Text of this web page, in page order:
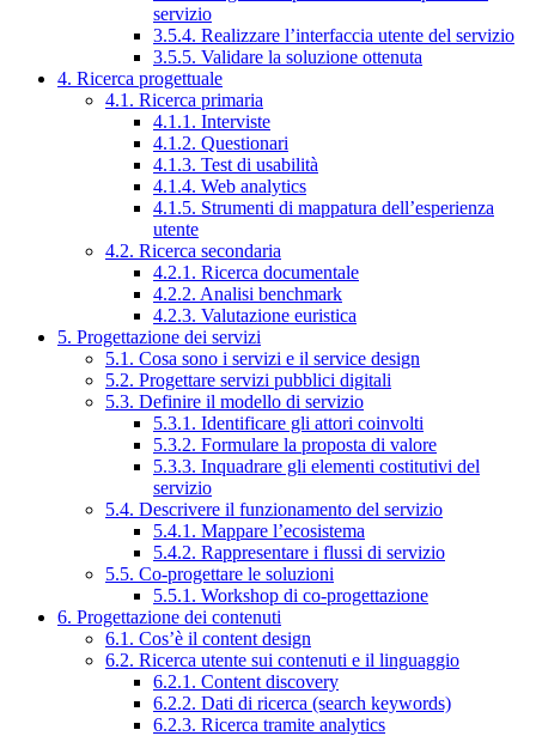
servizio
3.5.4. Realizzare l’interfaccia utente del servizio
3.5.5. Validare la soluzione ottenuta
4. Ricerca progettuale
4.1. Ricerca primaria
4.1.1. Interviste
4.1.2. Questionari
4.1.3. Test di usabilità
4.1.4. Web analytics
4.1.5. Strumenti di mappatura dell’esperienza
utente
4.2. Ricerca secondaria
4.2.1. Ricerca documentale
4.2.2. Analisi benchmark
4.2.3. Valutazione euristica
5. Progettazione dei servizi
5.1. Cosa sono i servizi e il service design
5.2. Progettare servizi pubblici digitali
5.3. Definire il modello di servizio
5.3.1. Identificare gli attori coinvolti
5.3.2. Formulare la proposta di valore
5.3.3. Inquadrare gli elementi costitutivi del
servizio
5.4. Descrivere il funzionamento del servizio
5.4.1. Mappare l’ecosistema
5.4.2. Rappresentare i flussi di servizio
5.5. Co-progettare le soluzioni
5.5.1. Workshop di co-progettazione
6. Progettazione dei contenuti
6.1. Cos’è il content design
6.2. Ricerca utente sui contenuti e il linguaggio
6.2.1. Content discovery
6.2.2. Dati di ricerca (search keywords)
6.2.3. Ricerca tramite analytics